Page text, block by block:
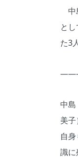
中
と
た3
―――
中
美
自
識に